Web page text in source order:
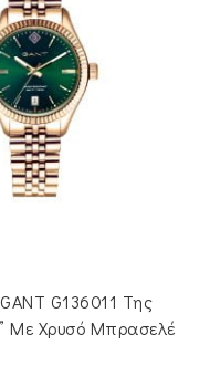
GANT G136011 Της
Με Χρυσό Μπρασελέ